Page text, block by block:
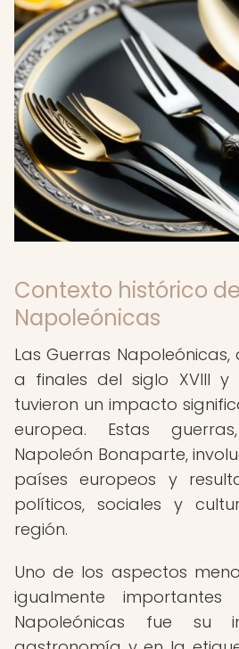
Contexto histórico
Napoleónicas
Las Guerras
a finales del siglo XVIII y
tuvieron un impacto
europea. Estas
Napoleón Bonaparte,
países europeos y
políticos, sociales y
región.
Uno de los aspectos
igualmente
Napoleónicas fue su